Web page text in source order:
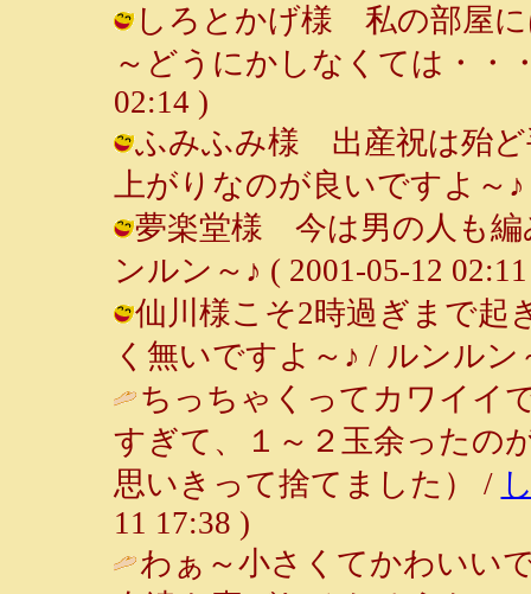
しろとかげ様 私の部屋に
～どうにかしなくては・・
02:14 )
ふみふみ様 出産祝は殆ど
上がりなのが良いですよ～
夢楽堂様 今は男の人も編
ンルン～♪ ( 2001-05-12
仙川様こそ2時過ぎまで起
く無いですよ～♪ / ルンルン
ちっちゃくってカワイイ
すぎて、１～２玉余ったの
思いきって捨てました） /
11 17:38 )
わぁ～小さくてかわいい